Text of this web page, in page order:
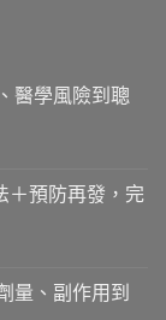
醫學風險到聰
＋預防再發，完
量、副作用到